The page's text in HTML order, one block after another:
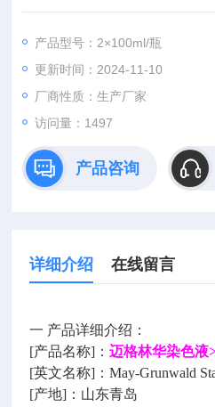
专业提供科研用：染色液,缓冲液,
产品型号：2×100ml/瓶
更新时间：2024-11-10
厂商性质：生产厂家
访问量：1497
产品咨询
详细介绍 在线留言
一 产品详细介绍：
[产品名称]：迈格林华染色液
[英文名称]：May-Grunwald
[产地]：山东青岛